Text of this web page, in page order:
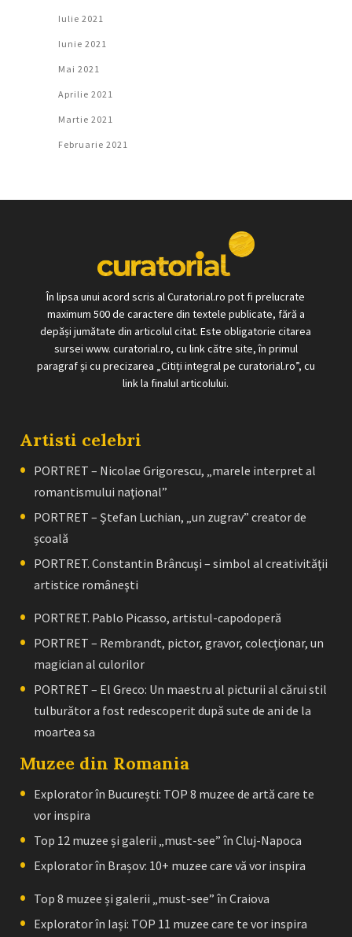
Iulie 2021
Iunie 2021
Mai 2021
Aprilie 2021
Martie 2021
Februarie 2021
În lipsa unui acord scris al Curatorial.ro pot fi prelucrate
maximum 500 de caractere din textele publicate, fără a
depăși jumătate din articolul citat. Este obligatorie citarea
sursei www. curatorial.ro, cu link către site, în primul
paragraf și cu precizarea „Citiți integral pe curatorial.ro”, cu
link la finalul articolului.
Artisti celebri
PORTRET – Nicolae Grigorescu, „marele interpret al
romantismului naţional”
PORTRET – Ştefan Luchian, „un zugrav” creator de
școală
PORTRET. Constantin Brâncuşi – simbol al creativităţii
artistice româneşti
PORTRET. Pablo Picasso, artistul-capodoperă
PORTRET – Rembrandt, pictor, gravor, colecţionar, un
magician al culorilor
PORTRET – El Greco: Un maestru al picturii al cărui stil
tulburător a fost redescoperit după sute de ani de la
moartea sa
Muzee din Romania
Explorator în București: TOP 8 muzee de artă care te
vor inspira
Top 12 muzee și galerii „must-see” în Cluj-Napoca
Explorator în Brașov: 10+ muzee care vă vor inspira
Top 8 muzee și galerii „must-see” în Craiova
Explorator în Iași: TOP 11 muzee care te vor inspira